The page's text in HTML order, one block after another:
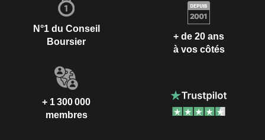
N°1 du Conseil
Boursier
+ de 20 ans
à vos côtés
+ 1 300 000
membres